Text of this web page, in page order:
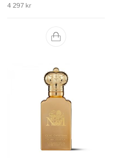
4 297 kr